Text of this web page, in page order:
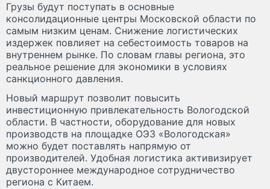
Грузы будут поступать в основные
консолидационные центры Московской области по
самым низким ценам. Снижение логистических
издержек повлияет на себестоимость товаров на
внутреннем рынке. По словам главы региона, это
реальное решение для экономики в условиях
санкционного давления.
Новый маршрут позволит повысить
инвестиционную привлекательность Вологодской
области. В частности, оборудование для новых
производств на площадке ОЭЗ «Вологодская»
можно будет поставлять напрямую от
производителей. Удобная логистика активизирует
двустороннее международное сотрудничество
региона с Китаем.